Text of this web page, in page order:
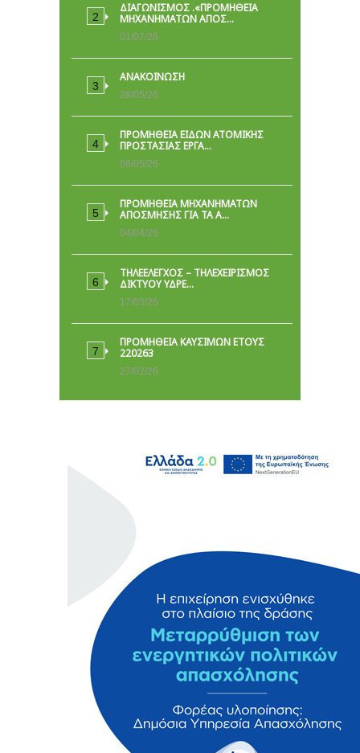
ΔΙΑΓΩΝΙΣΜΟΣ .«ΠΡΟΜΗΘΕΙΑ
ΜΗΧΑΝΗΜΑΤΩΝ ΑΠΟΣ…
01/07/26
ΑΝΑΚΟΙΝΩΣΗ
28/05/26
ΠΡΟΜΉΘΕΙΑ ΕΙΔΏΝ ΑΤΟΜΙΚΉΣ
ΠΡΟΣΤΑΣΊΑΣ ΕΡΓΑ…
08/05/26
ΠΡΟΜΗΘΕΙΑ ΜΗΧΑΝΗΜΑΤΩΝ
ΑΠΟΣΜΗΣΗΣ ΓΙΑ ΤΑ Α…
04/04/26
ΤΗΛΕΕΛΕΓΧΟΣ – ΤΗΛΕΧΕΙΡΙΣΜΟΣ
ΔΙΚΤΥΟΥ ΥΔΡΕ…
17/03/26
ΠΡΟΜΗΘΕΙΑ ΚΑΥΣΙΜΩΝ ΕΤΟΥΣ
220263
27/02/26